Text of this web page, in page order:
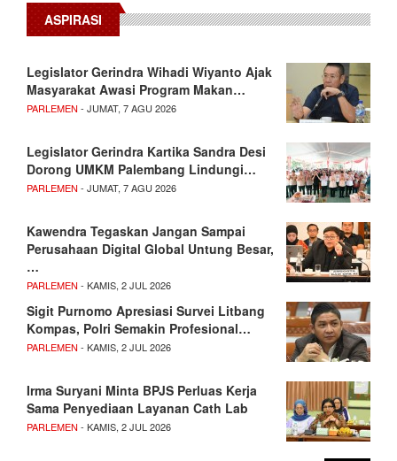
ASPIRASI
Legislator Gerindra Wihadi Wiyanto Ajak
Masyarakat Awasi Program Makan…
PARLEMEN - JUMAT, 7 AGU 2026
Legislator Gerindra Kartika Sandra Desi
Dorong UMKM Palembang Lindungi…
PARLEMEN - JUMAT, 7 AGU 2026
Kawendra Tegaskan Jangan Sampai
Perusahaan Digital Global Untung Besar,
…
PARLEMEN - KAMIS, 2 JUL 2026
Sigit Purnomo Apresiasi Survei Litbang
Kompas, Polri Semakin Profesional…
PARLEMEN - KAMIS, 2 JUL 2026
Irma Suryani Minta BPJS Perluas Kerja
Sama Penyediaan Layanan Cath Lab
PARLEMEN - KAMIS, 2 JUL 2026